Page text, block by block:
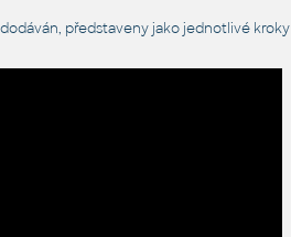
představeny jako jednotlivé kroky